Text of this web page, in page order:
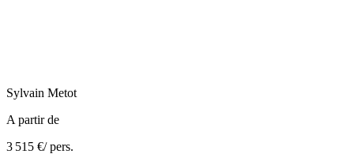
Sylvain Metot
A partir de
3 515 €/ pers.